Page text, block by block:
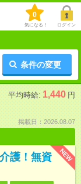
0
気になる！ ログイン
条件の変更
平均時給: 1,440 円
掲載日：2026.08.07
NEW
護！無資